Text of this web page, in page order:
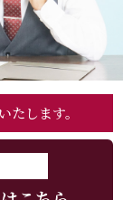
たします。